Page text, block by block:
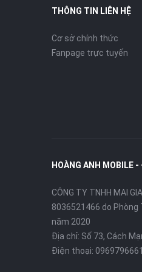
Sạc nhanh
RedMagic
RedMagic 11 Pro
game thủ và
thống tản nhiệt
THÔNG TIN LIÊN HỆ
Cơ sở chính thức
Fanpage trực tuyến
HOÀNG ANH MOBILE
CÔNG TY TNHH MAI
8036521466 do Phòng
năm 2020
Địa chỉ: Số 73, Cách
Điện thoại: 0969796661